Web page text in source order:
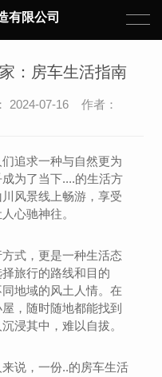
有限公司
：房车生活指南
2024-07-16 作者：
追求一种与自然更为
为了当下....的生活方
风景线上畅游，享受
心驰神往。
式，更是一种生活态
旅行的路线和目的
地域的风土人情。在
，随时随地都能找到
浸其中，难以自拔。
说，一份..的房车生活